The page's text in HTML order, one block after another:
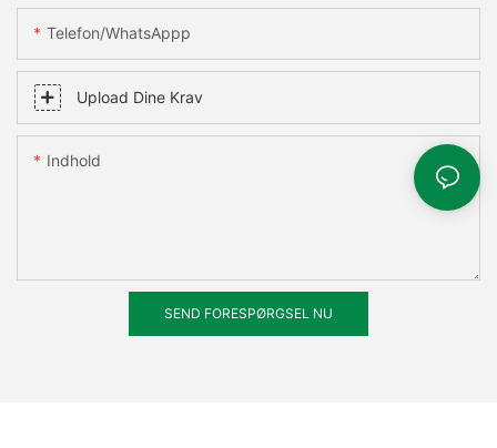
Telefon/WhatsAppp
Upload Dine Krav
Indhold
SEND FORESPØRGSEL NU